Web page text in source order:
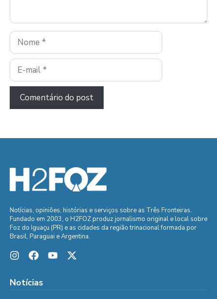
Nome
E-
mail
Notícias, opiniões, histórias e serviços sobre as Três Fronteiras.
Fundado em 2003, o H2FOZ produz jornalismo original e local sobre
Foz do Iguaçu (PR) e as cidades da região trinacional formada por
Brasil, Paraguai e Argentina.
Notícias